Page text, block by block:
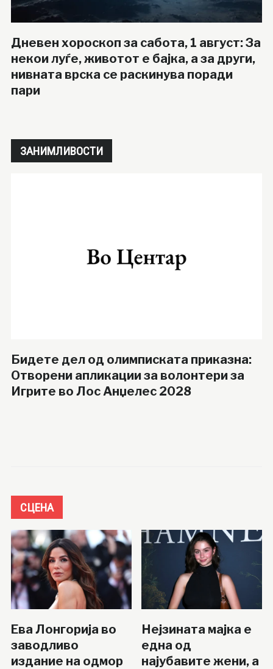
Дневен хороскоп за сабота, 1 август: За
некои луѓе, животот е бајка, а за други,
нивната врска се раскинува поради
пари
ЗАНИМЛИВОСТИ
Бидете дел од олимписката приказна:
Отворени апликации за волонтери за
Игрите во Лос Анџелес 2028
СЦЕНА
Ева Лонгорија во
заводливо
издание на одмор
Нејзината мајка е
една од
најубавите жени, а